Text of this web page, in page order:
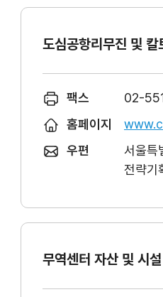
도심공항리무진 및 칼
팩스
02-
홈페이지
우편
서울특
전략기
무역센터 자산 및 시설